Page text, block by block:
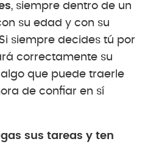
, siempre dentro de un
su edad y con su
siempre decides tú por
correctamente su
algo que puede traerle
de confiar en sí
sus tareas y ten